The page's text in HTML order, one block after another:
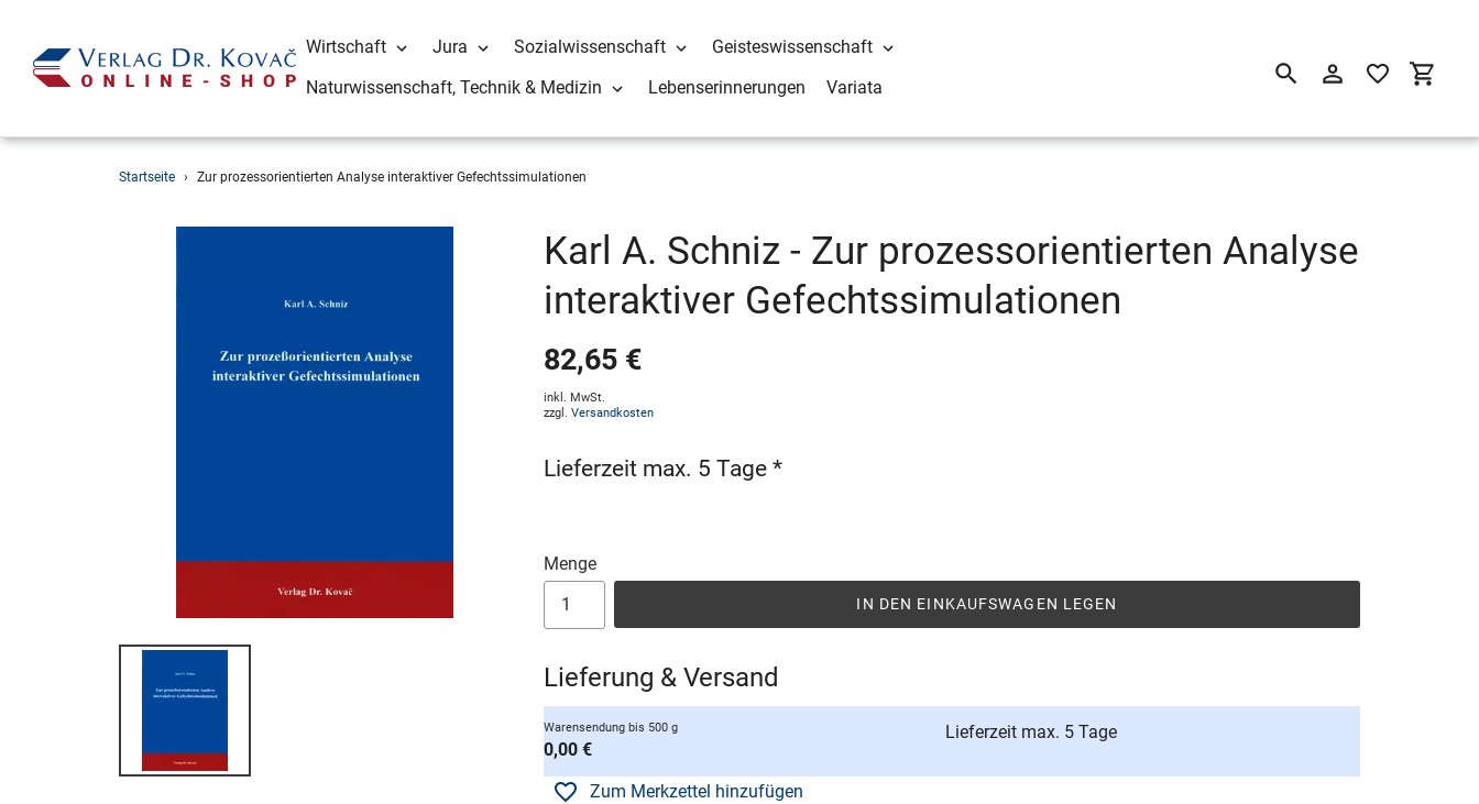
Wirtschaft Jura Sozialwissenschaft
Geisteswissenschaft
Naturwissenschaft, Technik & Medizin
Lebenserinnerungen Variata SuchenEinloggen
Startseite › Zur prozessorientierten Analyse interaktiver Gefechtssimulationen
Karl A. Schniz - Zur prozessorientierten Analyse
interaktiver Gefechtssimulationen
82,65 €
inkl. MwSt.
zzgl. Versandkosten
Lieferzeit max. 5 Tage *
Menge
IN DEN EINKAUFSWAGEN LEGEN
Lieferung & Versand
Warensendung bis 500 g
0,00 €
Lieferzeit max. 5 Tage
Zum Merkzettel hinzufügen